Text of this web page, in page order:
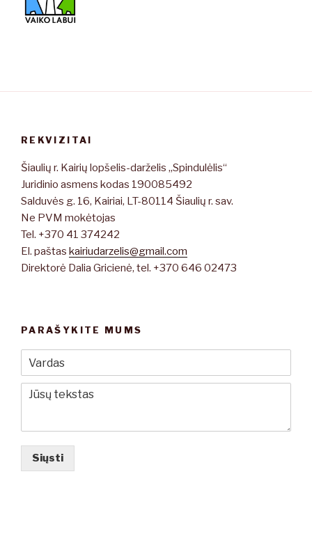
REKVIZITAI
Šiaulių r. Kairių lopšelis-darželis „Spindulėlis“
Juridinio asmens kodas 190085492
Salduvės g. 16, Kairiai, LT-80114 Šiaulių r. sav.
Ne PVM mokėtojas
Tel. +370 41 374242
El. paštas kairiudarzelis@gmail.com
Direktorė Dalia Gricienė, tel. +370 646 02473
PARAŠYKITE MUMS
Siųsti